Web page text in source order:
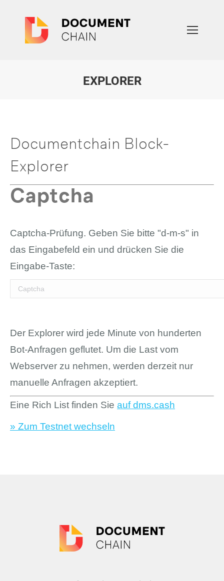
EXPLORER
Documentchain Block-
Explorer
Captcha
Captcha-Prüfung. Geben Sie bitte "d-m-s" in
das Eingabefeld ein und drücken Sie die
Eingabe-Taste:
Der Explorer wird jede Minute von hunderten
Bot-Anfragen geflutet. Um die Last vom
Webserver zu nehmen, werden derzeit nur
manuelle Anfragen akzeptiert.
Eine Rich List finden Sie auf dms.cash
» Zum Testnet wechseln